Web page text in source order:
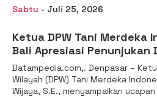
Sabtu - Juli 25, 2026
Ketua DPW Tani Merdeka
Bali Apresiasi Penunjukan
sebagai Kepala Badan
Batampedia.com,. Denpasar –
Wilayah (DPW) Tani Merdeka
Wijaya, S.E., menyampaikan